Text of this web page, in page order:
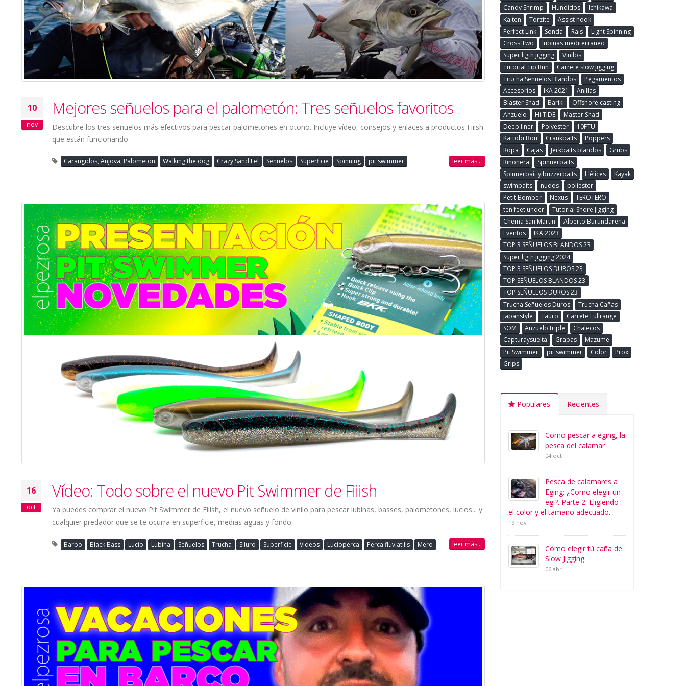
10
nov
Mejores señuelos para el palometón: Tres señuelos favoritos
Descubre los tres señuelos más efectivos para pescar palometones en otoño. Incluye vídeo, consejos y enlaces a productos Fiiish
que están funcionando.
Carangidos, Anjova, Palometon Walking the dog Crazy Sand Eel Señuelos Superficie Spinning pit swimmer leer más...
16
oct
Vídeo: Todo sobre el nuevo Pit Swimmer de Fiiish
Ya puedes comprar el nuevo Pit Swimmer de Fiiish, el nuevo señuelo de vinilo para pescar lubinas, basses, palometones, lucios... y
cualquier predador que se te ocurra en superficie, medias aguas y fondo.
Barbo Black Bass Lucio Lubina Señuelos Trucha Siluro Superficie Videos Lucioperca Perca fluviatilis Mero leer más...
Candy Shrimp Hundidos
Ichikawa
Kaiten
Torzite
Assist hook
Perfect Link
Sonda Rais
Light Spinning
Cross Two
lubinas mediterraneo
Super ligth jigging
Vinilos
Tutorial Tip Run
Carrete slow jigging
Trucha Señuelos Blandos
Pegamentos
Accesorios
IKA 2021
Anillas
Blaster Shad
Bariki
Offshore casting
Anzuelo
Hi TIDE
Master Shad
Deep liner
Polyester
10FTU
Kattobi Bou
Crankbaits
Poppers
Ropa
Cajas Jerkbaits blandos
Grubs
Riñonera
Spinnerbaits
Spinnerbait y buzzerbaits
Hèlices
Kayak
swimbaits
nudos
poliester
Petit Bomber
Nexus
TEROTERO
ten feet under
Tutorial Shore Jigging
Chema San Martin
Alberto Burundarena
Eventos
IKA 2023
TOP 3 SEÑUELOS BLANDOS 23
Super ligth jigging 2024
TOP 3 SEÑUELOS DUROS 23
TOP SEÑUELOS BLANDOS 23
TOP SEÑUELOS DUROS 23
Trucha Señuelos Duros
Trucha Cañas
japanstyle
Tauro
Carrete Fullrange
SOM
Anzuelo triple
Chalecos
Capturaysuelta
Grapas
Mazume
Pit Swimmer
pit swimmer Color
Prox
Grips
Populares Recientes
Como pescar a eging, la
pesca del calamar
04 oct
Pesca de calamares a
Eging: ¿Como elegir un
egi?. Parte 2. Eligiendo
el color y el tamaño adecuado.
19 nov
Cómo elegir tú caña de
Slow Jigging
06 abr